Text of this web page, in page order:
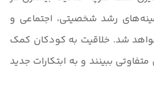
رشد شخصیتی، اجتماعی و
شد. خلاقیت به کودکان کمک
ببینند و به ابتکارات جدید